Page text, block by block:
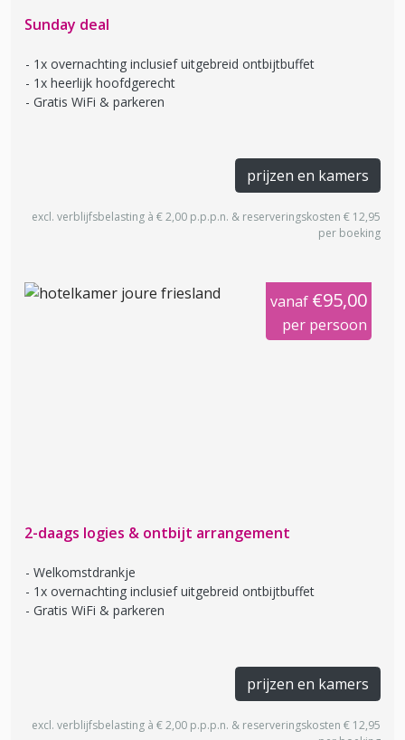
Sunday deal
1x overnachting inclusief uitgebreid ontbijtbuffet
1x heerlijk hoofdgerecht
Gratis WiFi & parkeren
prijzen en kamers
excl. verblijfsbelasting à € 2,00 p.p.p.n. & reserveringskosten € 12,95
per boeking
vanaf €95,00
per persoon
2-daags logies & ontbijt arrangement
Welkomstdrankje
1x overnachting inclusief uitgebreid ontbijtbuffet
Gratis WiFi & parkeren
prijzen en kamers
excl. verblijfsbelasting à € 2,00 p.p.p.n. & reserveringskosten € 12,95